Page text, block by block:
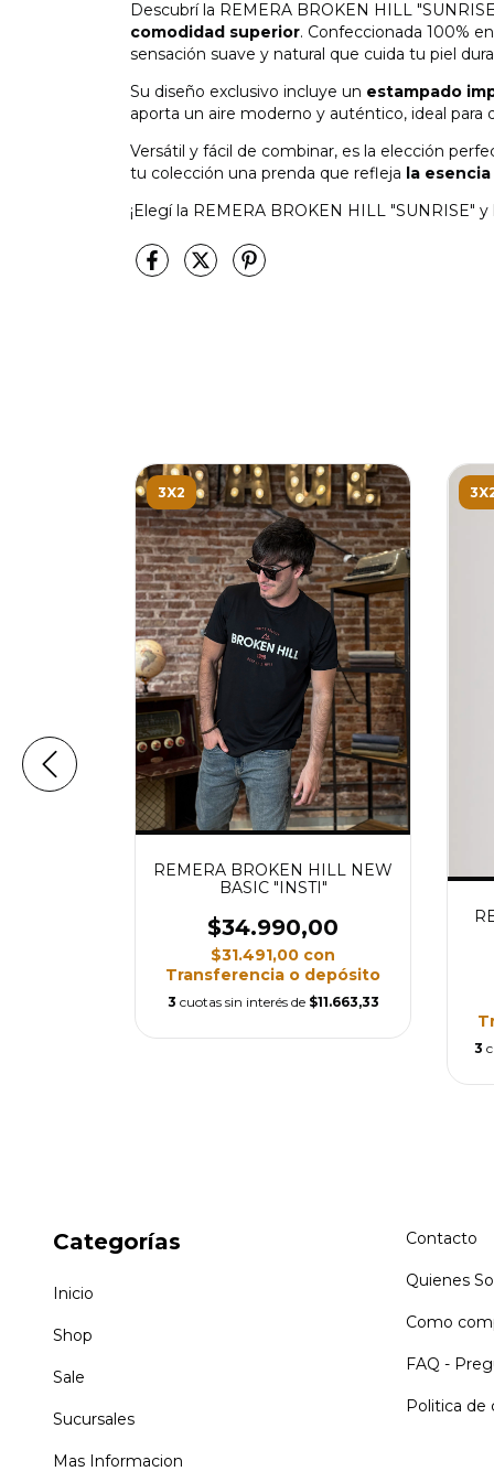
Descubrí la REMERA BROKEN HILL
comodidad superior. Confeccionada 100%
sensación suave y natural que cuida tu piel
Su diseño exclusivo incluye un estampado
aporta un aire moderno y auténtico, ideal para
Versátil y fácil de combinar, es la elección
tu colección una prenda que refleja la
¡Elegí la REMERA BROKEN HILL "SUNRISE"
3X2
REMERA BROKEN HILL NEW
BASIC "INSTI"
$34.990,00
$31.491,00 con
Transferencia o depósito
3 cuotas sin interés de $11.663,33
3
Categorías
Inicio
Shop
Sale
Sucursales
Mas Informacion
Contacto
Quienes
Como
FAQ -
Politica de